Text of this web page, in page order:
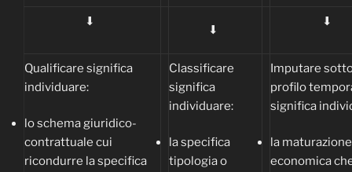
⬇
⬇
⬇
Qualificare significa
individuare:
lo schema giuridico-
contrattuale cui
ricondurre la specifica
Classificare
significa
individuare:
la specifica
tipologia o
Imputare
profilo
significa
la maturazione
economica